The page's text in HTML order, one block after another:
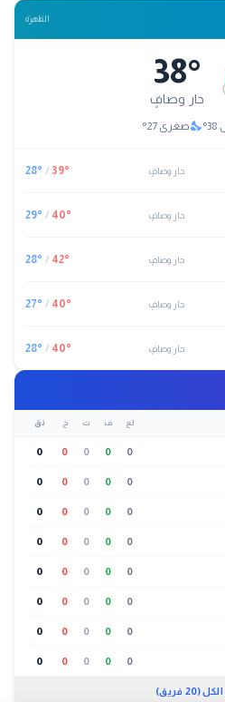
القاهرة
38°
حار وصافٍ
38
°
nights_stayصغرى 27
°
حار وصافٍ 39°
/
28°
حار وصافٍ 40°
/
29°
حار وصافٍ 42°
/
28°
حار وصافٍ 40°
/
27°
حار وصافٍ 40°
/
28°
لع ف ت خ نق
0
0
0
0
0
0
0
0
0
0
0
0
0
0
0
0
0
0
0
0
0
0
0
0
0
0
0
0
0
0
0
0
0
0
0
0
0
0
0
0
(20 فريق)